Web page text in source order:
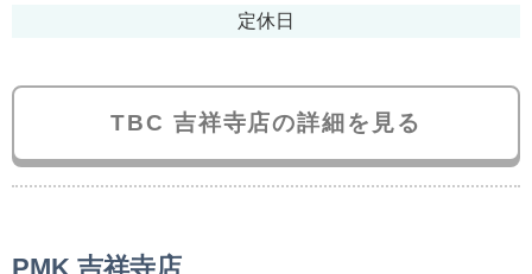
定休日
TBC 吉祥寺店の詳細を見る
PMK 吉祥寺店